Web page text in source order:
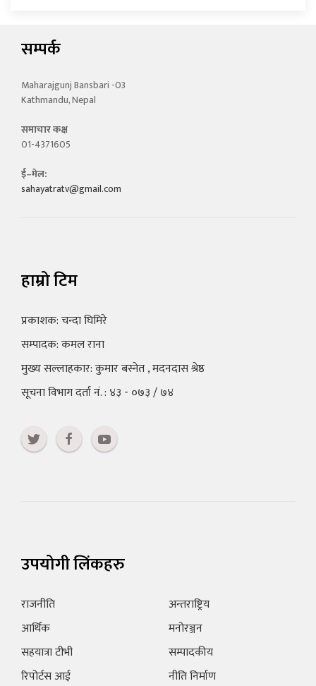
सम्पर्क
Maharajgunj Bansbari -03
Kathmandu, Nepal
समाचार कक्ष
01-4371605
ई–मेल:
sahayatratv@gmail.com
हाम्रो टिम
प्रकाशक: चन्दा घिमिरे
सम्पादक: कमल राना
मुख्य सल्लाहकार: कुमार बस्नेत , मदनदास श्रेष्ठ
सूचना विभाग दर्ता नं. : ४३ - ०७३ / ७४
उपयोगी लिंकहरु
राजनीति
आर्थिक
सहयात्रा टीभी
रिपोर्टस आई
अन्तराष्ट्रिय
मनोरञ्जन
सम्पादकीय
नीति निर्माण